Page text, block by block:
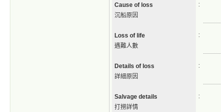
Cause of loss
沉船原因
:
Loss of life
遇難人數
:
Details of loss
詳細原因
:
Salvage details
打撈詳情
: